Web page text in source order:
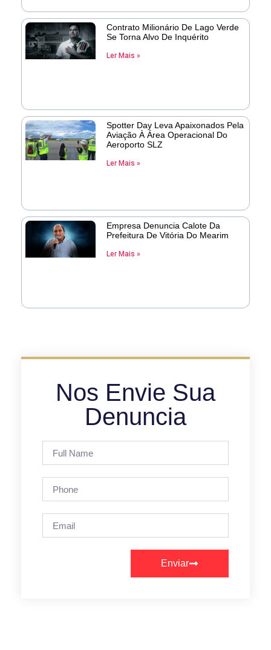
Contrato Milionário De Lago Verde
Se Torna Alvo De Inquérito
Ler Mais »
Spotter Day Leva Apaixonados Pela
Aviação À Área Operacional Do
Aeroporto SLZ
Ler Mais »
Empresa Denuncia Calote Da
Prefeitura De Vitória Do Mearim
Ler Mais »
Nos Envie Sua
Denuncia
Enviar